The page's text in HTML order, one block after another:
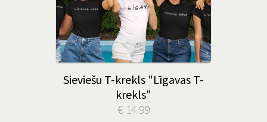
Sieviešu T-krekls "Līgavas T-
krekls"
€ 14.99